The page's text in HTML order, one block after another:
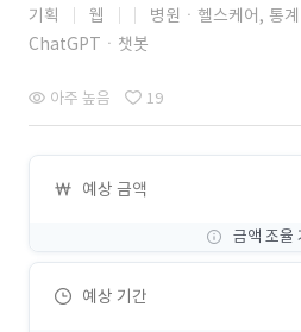
기획 웹 병원ㆍ헬스케어, 통
ChatGPTㆍ챗봇
아주 높음 19
예상 금액
금액 조율
예상 기간